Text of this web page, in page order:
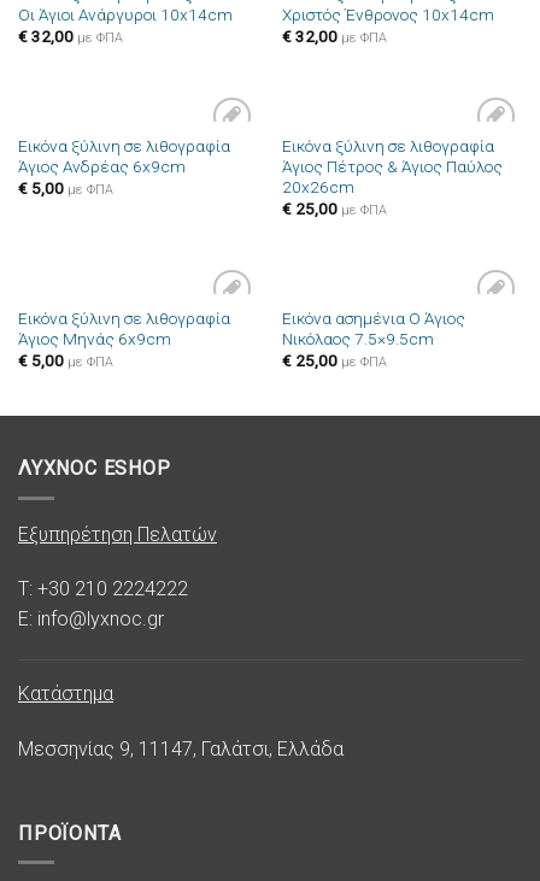
στην λίστα
Οι Άγιοι Ανάργυροι 10x14cm
€32,00 με ΦΠΑ
στην λίστα
Χριστός Ένθρονος 10x14cm
€32,00 με ΦΠΑ
Πρόσθήκη
στην λίστα
Εικόνα ξύλινη σε λιθογραφία
Άγιος Ανδρέας 6x9cm
€5,00 με ΦΠΑ
Πρόσθήκη
στην λίστα
Εικόνα ξύλινη σε λιθογραφία
Άγιος Πέτρος & Άγιος Παύλος
20x26cm
€25,00 με ΦΠΑ
Πρόσθήκη
Εικόνα ξύλινη σε λιθογραφία
Άγιος Μηνάς 6x9cm
€5,00 με ΦΠΑ
Πρόσθήκη
Εικόνα ασημένια Ο Άγιος
Νικόλαος 7.5×9.5cm
€25,00 με ΦΠΑ
ΛΥΧΝΟC ESHOP
Εξυπηρέτηση Πελατών
T: +30 210 2224222
E: info@lyxnoc.gr
Κατάστημα
Μεσσηνίας 9, 11147, Γαλάτσι, Ελλάδα
ΠΡΟΪΟΝΤΑ